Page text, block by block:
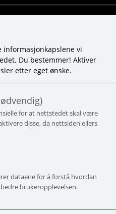
HANDDUK
i 100% bomull
informasjonkapslene vi
Du bestemmer! Aktiver
etter eget ønske.
for at nettstedet skal være
disse, da nettsiden ellers
dataene for å forstå hvordan
brukeropplevelsen.